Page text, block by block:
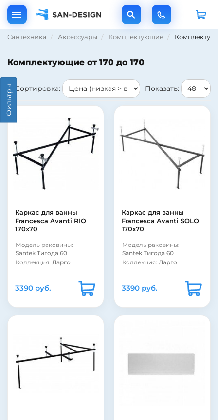
Сантехника Аксессуары Комплектующие
Комплектующие от 170 до 170
Показать:
Сортировка:
Каркас для ванны
Francesca Avanti RIO
170x70
Модель раковины:
Santek Тигода 60
Коллекция: Ларго
3390 руб.
Каркас для ванны
Francesca Avanti SOLO
170x70
Модель раковины:
Santek Тигода 60
Коллекция: Ларго
3390 руб.
Фильтры